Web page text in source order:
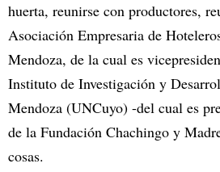
huerta, reunirse con productores,
Asociación Empresaria de
Mendoza, de la cual es
Instituto de Investigación y
Mendoza (UNCuyo) -del cual es
de la Fundación Chachingo y
cosas.